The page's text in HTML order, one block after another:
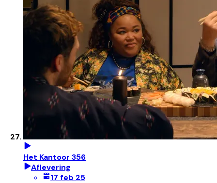
Het Kantoor 356
Aflevering
17 feb 25